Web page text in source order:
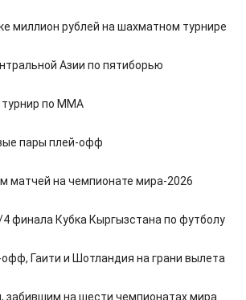
миллион рублей на шахматном турнире
Азии по пятиборью
по ММА
пары плей-офф
матчей на чемпионате мира-2026
финала Кубка Кыргызстана по футболу
Гаити и Шотландия на грани вылета
забившим на шести чемпионатах мира